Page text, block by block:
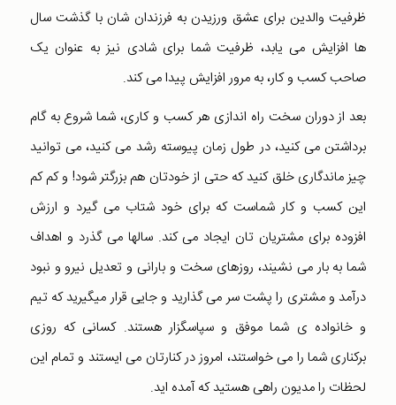
ظرفیت والدین برای عشق ورزیدن به فرزندان شان با گذشت سال
ها افزایش می یابد، ظرفیت شما برای شادی نیز به عنوان یک
صاحب کسب و کار، به مرور افزایش پیدا می کند.
بعد از دوران سخت راه اندازی هر کسب و کاری، شما شروع به گام
برداشتن می کنید، در طول زمان پیوسته رشد می کنید، می توانید
چیز ماندگاری خلق کنید که حتی از خودتان هم بزرگتر شود! و کم کم
این کسب و کار شماست که برای خود شتاب می گیرد و ارزش
افزوده برای مشتریان تان ایجاد می کند. سالها می گذرد و اهداف
شما به بار می نشیند، روزهای سخت و بارانی و تعدیل نیرو و نبود
درآمد و مشتری را پشت سر می گذارید و جایی قرار میگیرید که تیم
و خانواده ی شما موفق و سپاسگزار هستند. کسانی که روزی
برکناری شما را می خواستند، امروز در کنارتان می ایستند و تمام این
لحظات را مدیون راهی هستید که آمده اید.